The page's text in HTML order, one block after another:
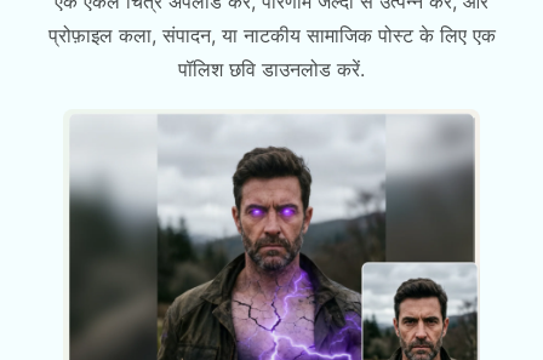
प्रोफ़ाइल कला, संपादन, या नाटकीय सामाजिक पोस्ट के लिए एक
पॉलिश छवि डाउनलोड करें.